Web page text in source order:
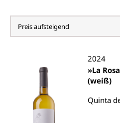
Quinta de la Rosa
2024
»La
(weiß)
Quinta